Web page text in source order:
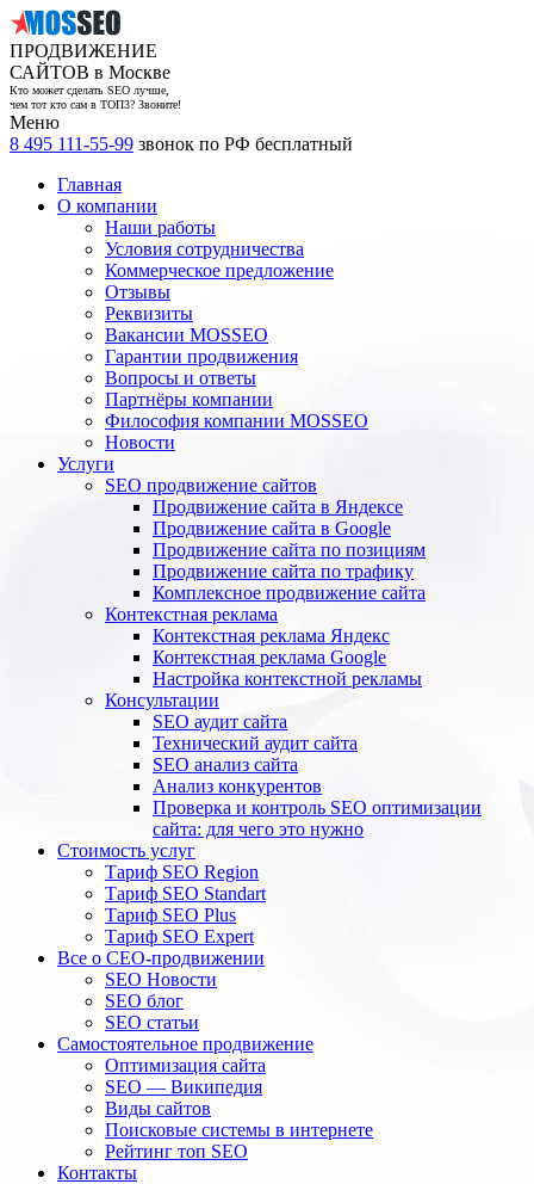
ПРОДВИЖЕНИЕ
САЙТОВ в Москве
Кто может сделать SEO лучше,
чем тот кто сам в ТОП3? Звоните!
Меню
8 495 111-55-99 звонок по РФ бесплатный
Главная
О компании
Наши работы
Условия сотрудничества
Коммерческое предложение
Отзывы
Реквизиты
Вакансии MOSSEO
Гарантии продвижения
Вопросы и ответы
Партнёры компании
Философия компании MOSSEO
Новости
Услуги
SEO продвижение сайтов
Продвижение сайта в Яндексе
Продвижение сайта в Google
Продвижение сайта по позициям
Продвижение сайта по трафику
Комплексное продвижение сайта
Контекстная реклама
Контекстная реклама Яндекс
Контекстная реклама Google
Настройка контекстной рекламы
Консультации
SEO аудит сайта
Технический аудит сайта
SEO анализ сайта
Анализ конкурентов
Проверка и контроль SEO оптимизации
сайта: для чего это нужно
Стоимость услуг
Тариф SEO Region
Тариф SEO Standart
Тариф SEO Plus
Тариф SEO Expert
Все о СЕО-продвижении
SEO Новости
SEO блог
SEO статьи
Самостоятельное продвижение
Оптимизация сайта
SEO — Википедия
Виды сайтов
Поисковые системы в интернете
Рейтинг топ SEO
Контакты